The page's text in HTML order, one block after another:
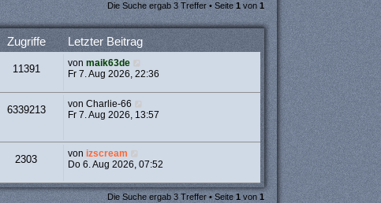
Die Suche ergab 3 Treffer • Seite1von1
Zugriffe Letzter Beitrag
11391 vonmaik63de
Fr 7. Aug 2026, 22:36
6339213 vonCharlie-66
Fr 7. Aug 2026, 13:57
2303 von izscream
Do 6. Aug 2026, 07:52
Die Suche ergab 3 Treffer • Seite1 von1